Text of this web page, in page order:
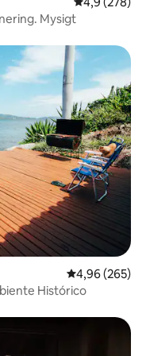
Mysigt
4,96 av 5 i
4,96 (265)
Histórico